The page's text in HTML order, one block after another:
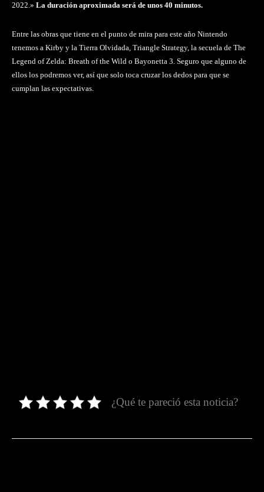
2022.» La duración aproximada será de unos 40 minutos.
Entre las obras que tiene en el punto de mira para este año Nintendo
tenemos a Kirby y la Tierra Olvidada, Triangle Strategy, la secuela de The
Legend of Zelda: Breath of the Wild o Bayonetta 3. Seguro que alguno de
ellos los podremos ver, así que solo toca cruzar los dedos para que se
cumplan las expectativas.
¿Qué te pareció esta noticia?